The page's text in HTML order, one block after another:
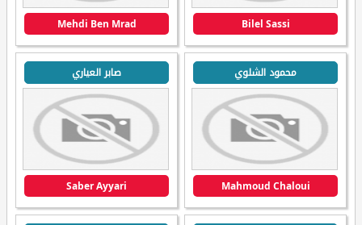
Bilel Sassi
Mehdi Ben Mrad
محمود الشلوي
Mahmoud Chaloui
صابر العياري
Saber Ayyari